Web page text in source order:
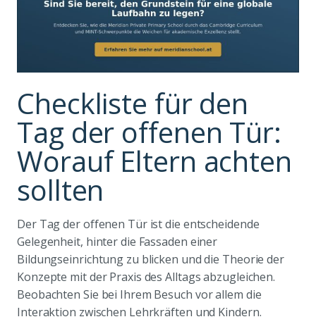
Checkliste für den
Tag der offenen Tür:
Worauf Eltern achten
sollten
Der Tag der offenen Tür ist die entscheidende
Gelegenheit, hinter die Fassaden einer
Bildungseinrichtung zu blicken und die Theorie der
Konzepte mit der Praxis des Alltags abzugleichen.
Beobachten Sie bei Ihrem Besuch vor allem die
Interaktion zwischen Lehrkräften und Kindern.